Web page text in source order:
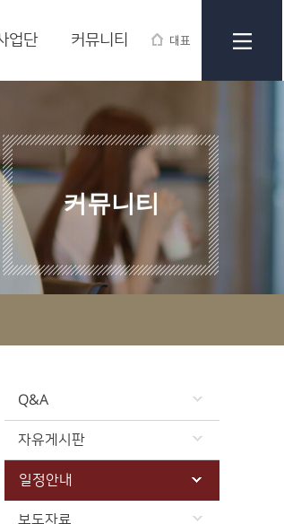
대표
업단 커뮤니티
커뮤니티
Q&A
자유게시판
일정안내
보도자료